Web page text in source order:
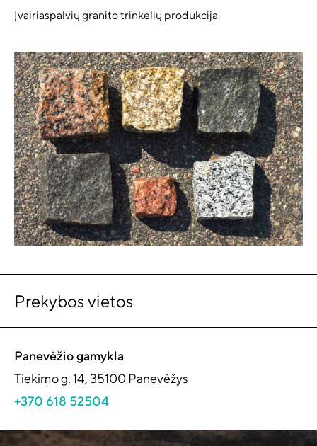
Įvairiaspalvių granito trinkelių produkcija.
Prekybos vietos
Panevėžio gamykla
Tiekimo g. 14, 35100 Panevėžys
+370 618 52504